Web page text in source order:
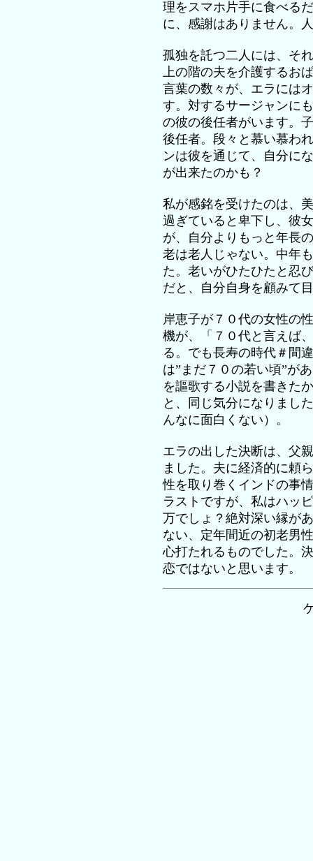
理をスマホ片手に食べる
に、感謝はありません。
孤独を託つ二人には、そ
上の階の夫を介護するお
言葉の数々が、エラには
す。対するサージャンに
の彼の後任者がいます。
後任者。段々と慕い慕わ
ンは彼を通じて、自分に
が出来たのかも？
私が感銘を受けたのは、
過ぎていると卑下し、彼
が、自分よりもっと年長
老は老人じゃない。中年
た。老いがひたひたと忍
だと、自分自身を顧みて
岸恵子が７０代の女性の
機が、「７０代と言えば
る。でも長寿の時代＃間
は”まだ７０の若い頃”が
を謳歌する小説を書きた
と、同じ気分になりまし
んなに面白くない）。
エラの出した決断は、父
ました。夫に経済的に頼
性を取り巻くインドの事
ラストですが、私はハッ
万でしょ？絶対深い縁が
ない、定年間近の初老男
心打たれるものでした。
恋ではないと思います。